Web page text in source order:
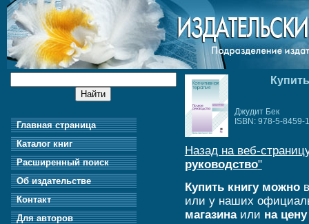
Главная страница
Каталог книг
Расширенный поиск
Об издательстве
Контакт
Для авторов
Джудит Бек
ISBN: 978-5-8459-
Назад на веб-
руководство"
Купить книгу можнов
или у наших
магазинаили на